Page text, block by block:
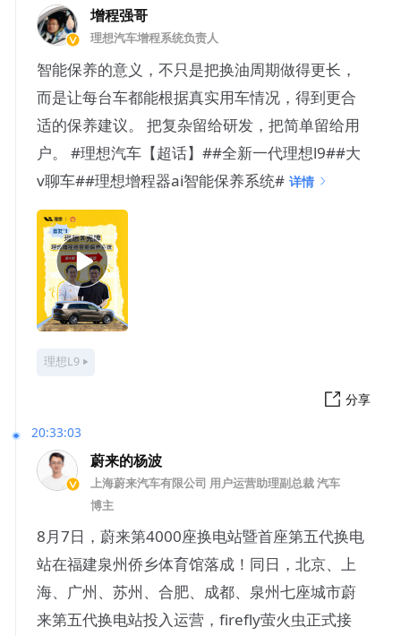
增程强哥
理想汽车增程系统负责人
智能保养的意义，不只是把换油周期做得更长，
而是让每台车都能根据真实用车情况，得到更合
适的保养建议。 把复杂留给研发，把简单留给用
户。 #理想汽车【超话】##全新一代理想l9##大
v聊车##理想增程器ai智能保养系统# 详情
理想L9
分享
20:33:03
蔚来的杨波
上海蔚来汽车有限公司 用户运营助理副总裁 汽车
博主
8月7日，蔚来第4000座换电站暨首座第五代换电
站在福建泉州侨乡体育馆落成！同日，北京、上
海、广州、苏州、合肥、成都、泉州七座城市蔚
来第五代换电站投入运营，firefly萤火虫正式接